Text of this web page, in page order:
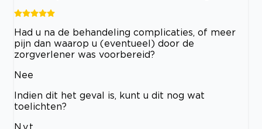
Had u na de behandeling complicaties, of meer
pijn dan waarop u (eventueel) door de
zorgverlener was voorbereid?
Nee
Indien dit het geval is, kunt u dit nog wat
toelichten?
N.v.t.